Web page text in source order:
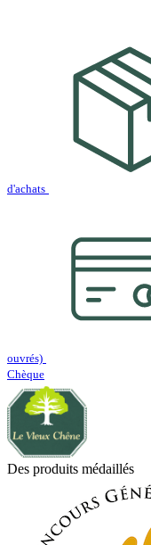
d'achats
ouvrés)
Chèque
Des produits médaillés